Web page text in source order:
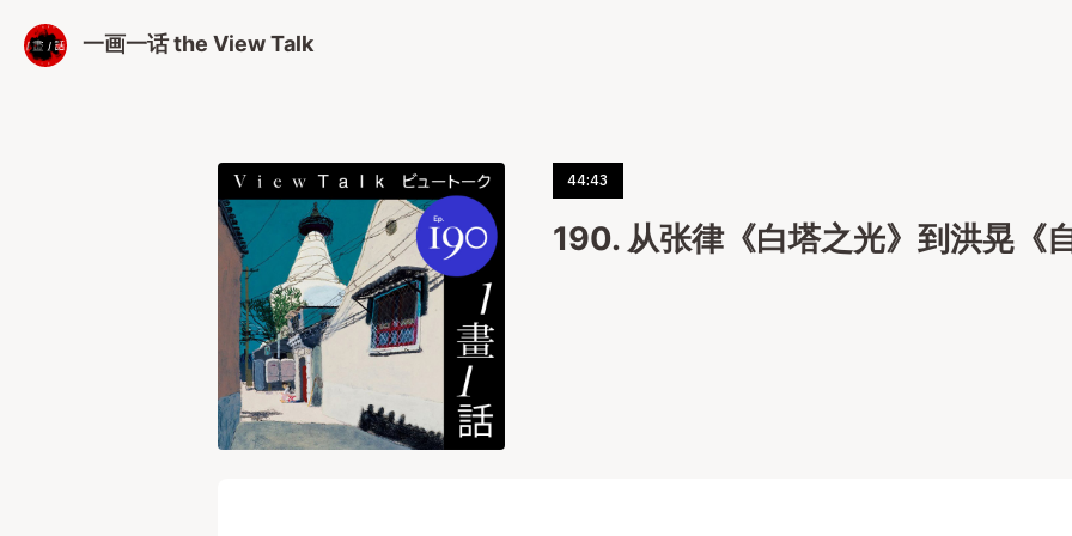
一画一话 the View Talk
44:43
190. 从张律《白塔之光》到洪晃《